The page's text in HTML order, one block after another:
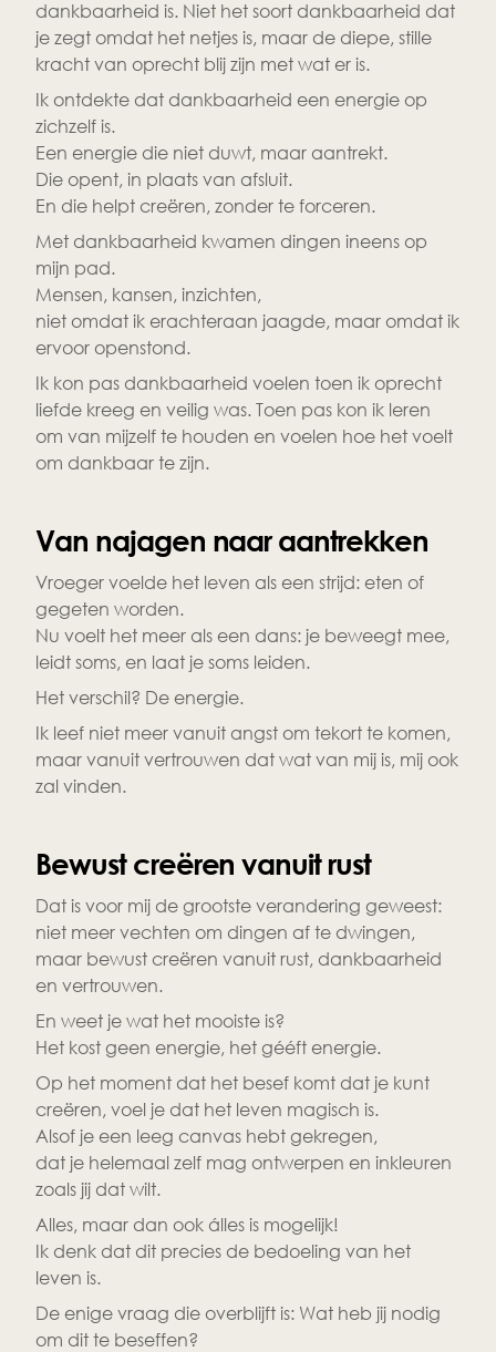
dankbaarheid is. Niet het soort dankbaarheid dat
je zegt omdat het netjes is, maar de diepe, stille
kracht van oprecht blij zijn met wat er is.
Ik ontdekte dat dankbaarheid een energie op
zichzelf is.
Een energie die niet duwt, maar aantrekt.
Die opent, in plaats van afsluit.
En die helpt creëren, zonder te forceren.
Met dankbaarheid kwamen dingen ineens op
mijn pad.
Mensen, kansen, inzichten,
niet omdat ik erachteraan jaagde, maar omdat ik
ervoor openstond.
Ik kon pas dankbaarheid voelen toen ik oprecht
liefde kreeg en veilig was. Toen pas kon ik leren
om van mijzelf te houden en voelen hoe het voelt
om dankbaar te zijn.
Van najagen naar aantrekken
Vroeger voelde het leven als een strijd: eten of
gegeten worden.
Nu voelt het meer als een dans: je beweegt mee,
leidt soms, en laat je soms leiden.
Het verschil? De energie.
Ik leef niet meer vanuit angst om tekort te komen,
maar vanuit vertrouwen dat wat van mij is, mij ook
zal vinden.
Bewust creëren vanuit rust
Dat is voor mij de grootste verandering geweest:
niet meer vechten om dingen af te dwingen,
maar bewust creëren vanuit rust, dankbaarheid
en vertrouwen.
En weet je wat het mooiste is?
Het kost geen energie, het gééft energie.
Op het moment dat het besef komt dat je kunt
creëren, voel je dat het leven magisch is.
Alsof je een leeg canvas hebt gekregen,
dat je helemaal zelf mag ontwerpen en inkleuren
zoals jij dat wilt.
Alles, maar dan ook álles is mogelijk!
Ik denk dat dit precies de bedoeling van het
leven is.
De enige vraag die overblijft is: Wat heb jij nodig
om dit te beseffen?